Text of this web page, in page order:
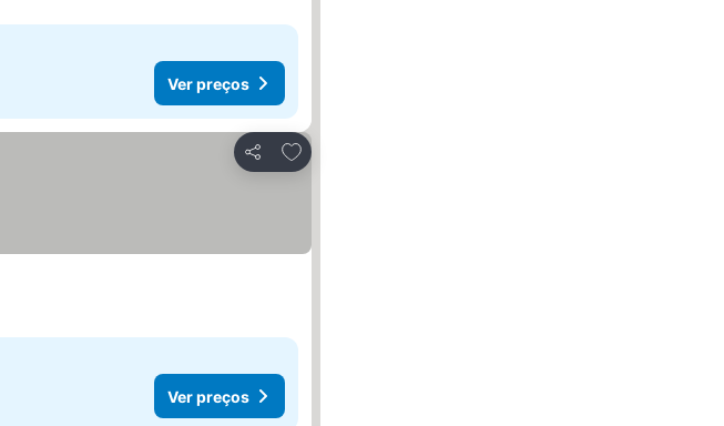
Ver preços
Partilhar
Adicionar aos favoritos
Ver preços